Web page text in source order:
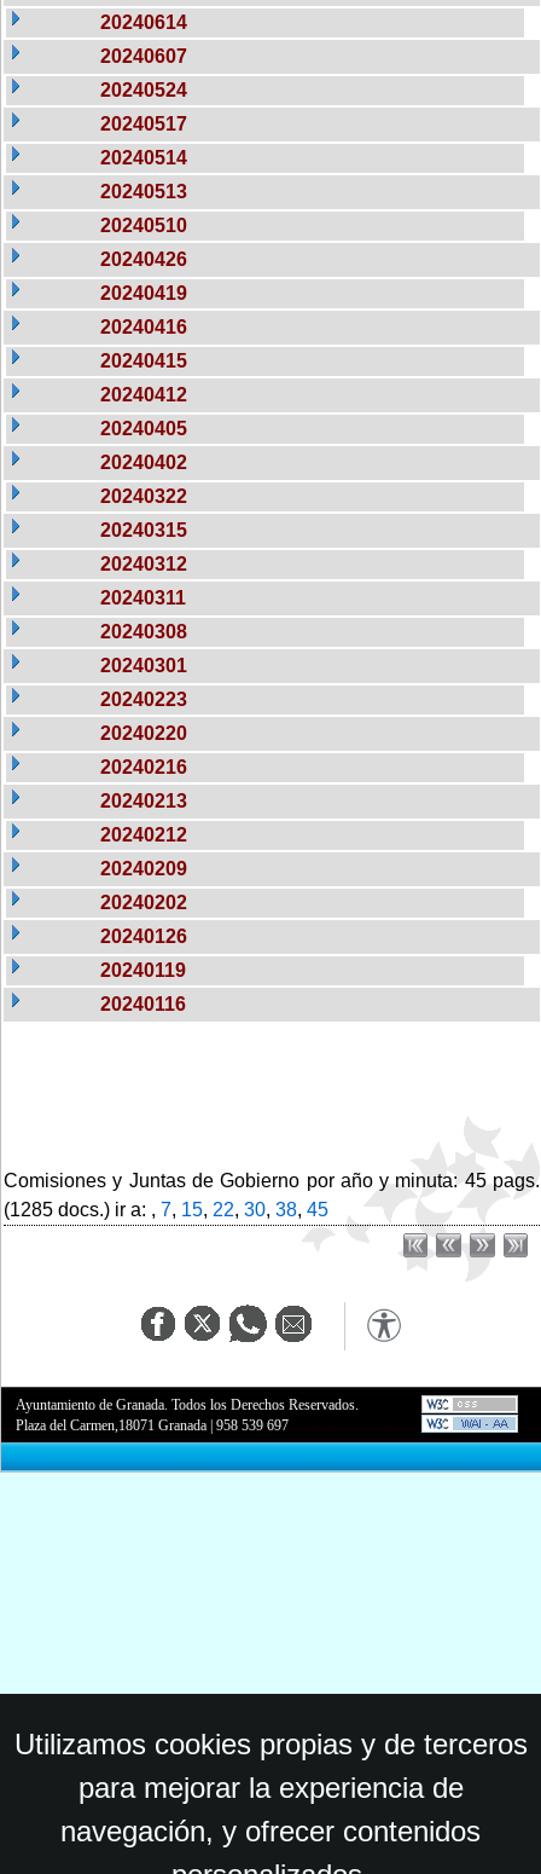
20240614
20240607
20240524
20240517
20240514
20240513
20240510
20240426
20240419
20240416
20240415
20240412
20240405
20240402
20240322
20240315
20240312
20240311
20240308
20240301
20240223
20240220
20240216
20240213
20240212
20240209
20240202
20240126
20240119
20240116
Comisiones y Juntas de Gobierno por año y minuta: 45 pags.
(1285 docs.) ir a: , 7, 15, 22, 30, 38, 45
Ayuntamiento de Granada. Todos los Derechos Reservados.
Plaza del Carmen,18071 Granada |958 539 697
Utilizamos cookies propias y de terceros
para mejorar la experiencia de
navegación, y ofrecer contenidos